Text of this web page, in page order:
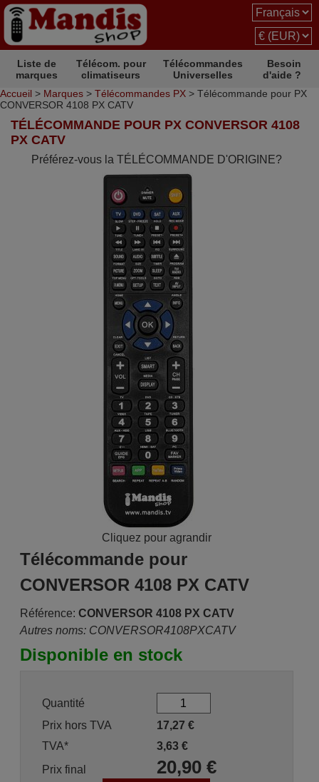
Liste de
marques
Télécom. pour
climatiseurs
Télécommandes
Universelles
Besoin
d'aide ?
Accueil > Marques > Télécommandes PX > Télécommande pour PX
CONVERSOR 4108 PX CATV
TÉLÉCOMMANDE POUR PX CONVERSOR 4108
PX CATV
Préférez-vous la TÉLÉCOMMANDE D'ORIGINE?
Cliquez pour agrandir
Télécommande pour
CONVERSOR 4108 PX CATV
Référence: CONVERSOR 4108 PX CATV
Autres noms: CONVERSOR4108PXCATV
Disponible en stock
Quantité
Prix hors TVA
17,27 €
TVA*
3,63€
Prix final
20,90€